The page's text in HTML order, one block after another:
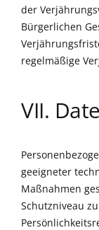
der
Bürgerlichen
regelmäßige
VII.
geeigneter
Maßnahmen
Schutzniveau